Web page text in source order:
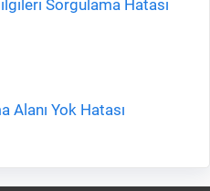
Sorgulama Hatası
Alanı Yok Hatası